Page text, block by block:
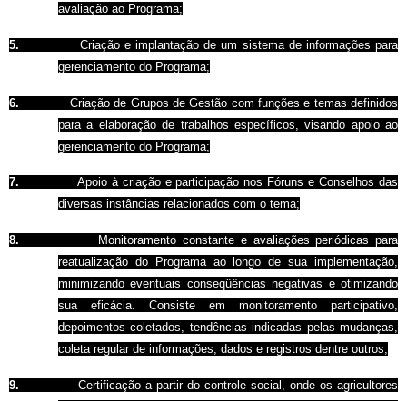
avaliação ao Programa;
5.
Criação e implantação de um sistema de informações para
gerenciamento do Programa;
6.
Criação de Grupos de Gestão com funções e temas definidos
para a elaboração de trabalhos específicos, visando apoio ao
gerenciamento do Programa;
7.
Apoio à criação e participação nos Fóruns e Conselhos das
diversas instâncias relacionados com o tema;
8.
Monitoramento constante e avaliações periódicas para
reatualização do Programa ao longo de sua implementação,
minimizando eventuais conseqüências negativas e otimizando
sua eficácia. Consiste em monitoramento participativo,
depoimentos coletados, tendências indicadas pelas mudanças,
coleta regular de informações, dados e registros dentre outros;
9.
Certificação a partir do controle social, onde os agricultores